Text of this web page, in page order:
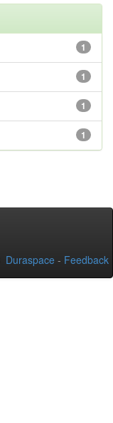
1
1
1
1
Duraspace - Feedback